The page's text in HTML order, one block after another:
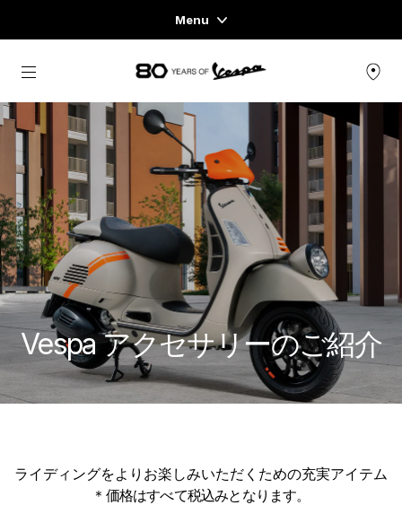
Menu
Home
スクーターページ
ウェア＆ライフスタイル
エキスペリエンス
CONCEPT STORE
メインコンテンツへ
Vespa アクセサリーのご紹介
ライディングをよりお楽しみいただくための充実アイテム
＊価格はすべて税込みとなります。